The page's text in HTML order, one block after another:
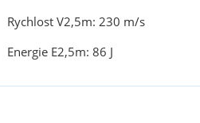
Rychlost V2,5m: 230 m/s
Energie E2,5m: 86 J